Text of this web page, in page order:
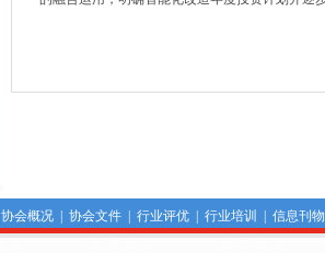
协会概况| 协会文件| 行业评优| 行业培训 信息刊物